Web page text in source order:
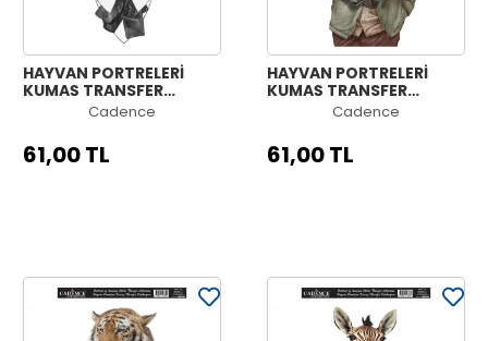
HAYVAN PORTRELERİ
KUMAŞ TRANSFER
KOLEKSİYONU PAFT-06
Cadence
61,00 TL
HAYVAN PORTRELERİ
KUMAŞ TRANSFER
KOLEKSİYONU PAFT-05
Cadence
61,00 TL